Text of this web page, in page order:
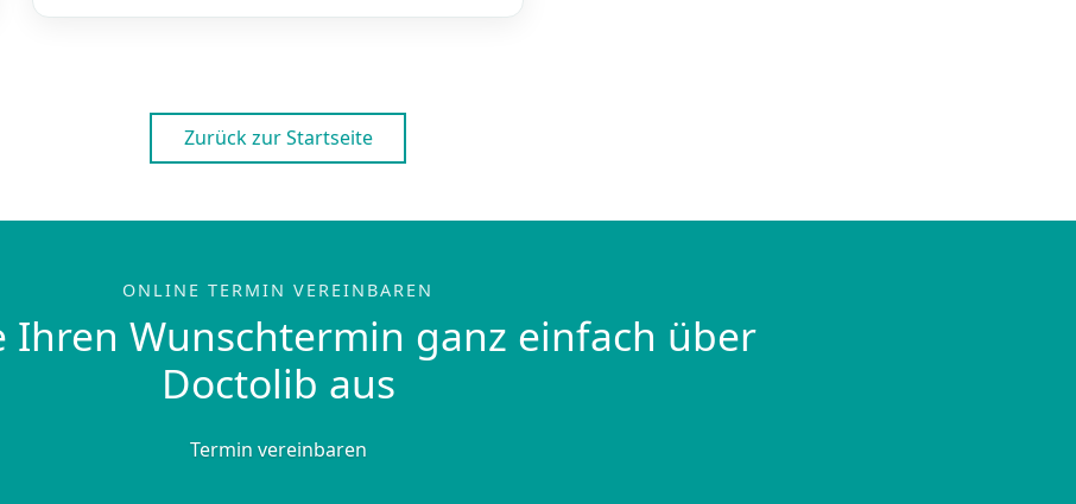
Zurück zur Startseite
ONLINE TERMIN VEREINBAREN
Ihren Wunschtermin ganz einfach über
Doctolib aus
Termin vereinbaren